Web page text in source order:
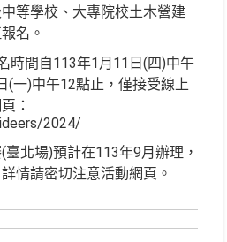
等學校、大專院校土木營建
名。
時間自113年1月11日(四)中午
(一)中午12點止，僅接受線上
：
2024/
北場)預計在113年9月辦理，
情請密切注意活動網頁。